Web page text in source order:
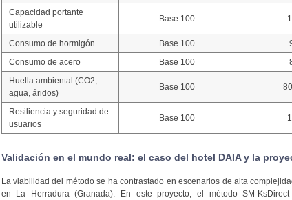
Capacidad portante
utilizable
Base 100
Consumo de hormigón Base 100
Consumo de acero
Base 100
Huella ambiental (CO2,
agua, áridos)
Base 100
Resiliencia y seguridad de
usuarios
Base 100
Validación en el mundo real: el caso del hotel DAIA y la
La viabilidad del método se ha contrastado en escenarios de alta
en La Herradura (Granada). En este proyecto, el método SM-